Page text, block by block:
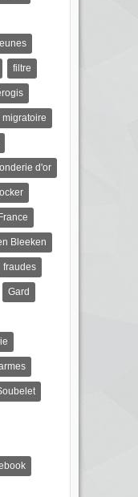
filtre
migratoire
d'or
France
Bleeken
fraudes
Gard